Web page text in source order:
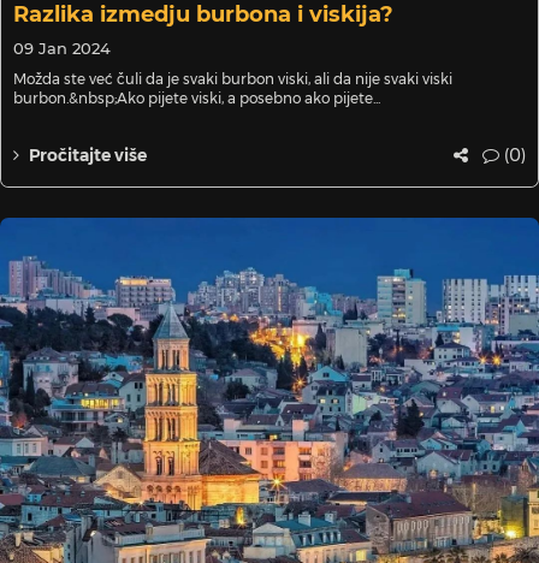
Razlika izmedju burbona i viskija?
09 Jan 2024
Možda ste već čuli da je svaki burbon viski, ali da nije svaki viski
burbon.&nbsp;Ako pijete viski, a posebno ako pijete...
Pročitajte više (0)